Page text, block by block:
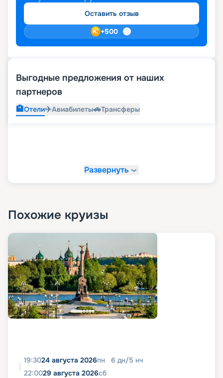
Оставить отзыв
+500
Выгодные предложения от наших
партнеров
🏨Отели✈️Авиабилеты🚗Трансферы
Развернуть
Похожие круизы
19:3024 августа 2026пн 6 дн/5 нч
22:0029 августа 2026сб